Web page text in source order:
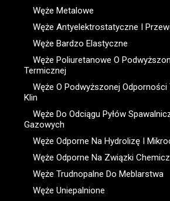
Węże Metalowe
Węże Antyelektrostatyczne I
Węże Bardzo Elastyczne
Węże Poliuretanowe O
Termicznej
Węże O Podwyższonej Odporności
Klin
Węże Do Odciągu Pyłów
Gazowych
Węże Odporne Na Hydrolizę I
Węże Odporne Na Związki
Węże Trudnopalne Do Meblarstwa
Węże Uniepalnione